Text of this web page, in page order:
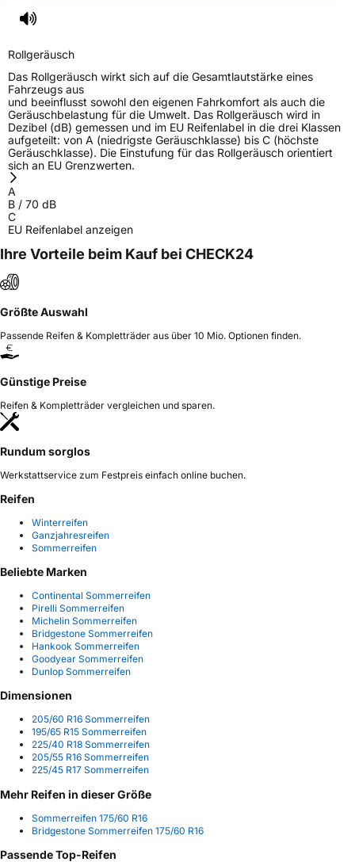
Allgemeine Produktsicherheit (GPSR)
Herstellerkontakt
marketing.nte@nexentire.com
Rollgeräusch
Das Rollgeräusch wirkt sich auf die Gesamtlautstärke eines
Fahrzeugs aus
und beeinflusst sowohl den eigenen Fahrkomfort als auch die
Geräuschbelastung für die Umwelt. Das Rollgeräusch wird in
Dezibel (dB) gemessen und im EU Reifenlabel in die drei Klassen
aufgeteilt: von A (niedrigste Geräuschklasse) bis C (höchste
Geräuschklasse). Die Einstufung für das Rollgeräusch orientiert
sich an EU Grenzwerten.
A
B / 70 dB
C
EU Reifenlabel anzeigen
Ihre Vorteile beim Kauf bei CHECK24
Größte Auswahl
Passende Reifen & Kompletträder aus über 10 Mio. Optionen finden.
Günstige Preise
Reifen & Kompletträder vergleichen und sparen.
Rundum sorglos
Werkstattservice zum Festpreis einfach online buchen.
Reifen
Winterreifen
Ganzjahresreifen
Sommerreifen
Beliebte Marken
Continental Sommerreifen
Pirelli Sommerreifen
Michelin Sommerreifen
Bridgestone Sommerreifen
Hankook Sommerreifen
Goodyear Sommerreifen
Dunlop Sommerreifen
Dimensionen
205/60 R16 Sommerreifen
195/65 R15 Sommerreifen
225/40 R18 Sommerreifen
205/55 R16 Sommerreifen
225/45 R17 Sommerreifen
Mehr Reifen in dieser Größe
Sommerreifen 175/60 R16
Bridgestone Sommerreifen 175/60 R16
Passende Top-Reifen